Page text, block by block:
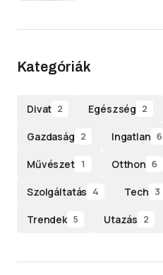
Kategóriák
Divat 2 Egészség 2
Gazdaság 2 Ingatlan 6
Művészet 1 Otthon 6
Szolgáltatás 4 Tech 3
Trendek 5 Utazás 2